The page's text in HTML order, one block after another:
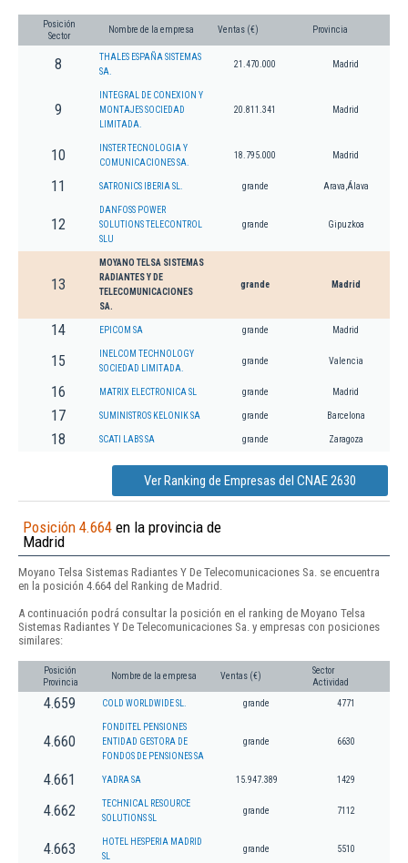
Posición
Sector
Nombre de la empresa Ventas (€) Provincia
8
THALES ESPAÑA SISTEMAS
SA.
21.470.000 Madrid
9
INTEGRAL DE CONEXION Y
MONTAJES SOCIEDAD
LIMITADA.
20.811.341 Madrid
10
INSTER TECNOLOGIA Y
COMUNICACIONES SA.
18.795.000 Madrid
11 SATRONICS IBERIA SL. grande Arava,Álava
12
DANFOSS POWER
SOLUTIONS TELECONTROL
SLU
grande Gipuzkoa
13
MOYANO TELSA SISTEMAS
RADIANTES Y DE
TELECOMUNICACIONES
SA.
grande Madrid
14 EPICOM SA grande Madrid
15
INELCOM TECHNOLOGY
SOCIEDAD LIMITADA.
grande Valencia
16 MATRIX ELECTRONICA SL grande Madrid
17 SUMINISTROS KELONIK SA grande Barcelona
18 SCATI LABS SA grande Zaragoza
Ver Ranking de Empresas del CNAE 2630
Posición 4.664 en la provincia de
Madrid
Moyano Telsa Sistemas Radiantes Y De Telecomunicaciones Sa. se encuentra
en la posición 4.664 del Ranking de Madrid.
A continuación podrá consultar la posición en el ranking de Moyano Telsa
Sistemas Radiantes Y De Telecomunicaciones Sa. y empresas con posiciones
similares:
Posición
Provincia
Nombre de la empresa Ventas (€)
Sector
Actividad
4.659 COLD WORLDWIDE SL. grande 4771
4.660
FONDITEL PENSIONES
ENTIDAD GESTORA DE
FONDOS DE PENSIONES SA
grande 6630
4.661 YADRA SA 15.947.389 1429
4.662
TECHNICAL RESOURCE
SOLUTIONS SL
grande 7112
4.663
HOTEL HESPERIA MADRID
SL
grande 5510